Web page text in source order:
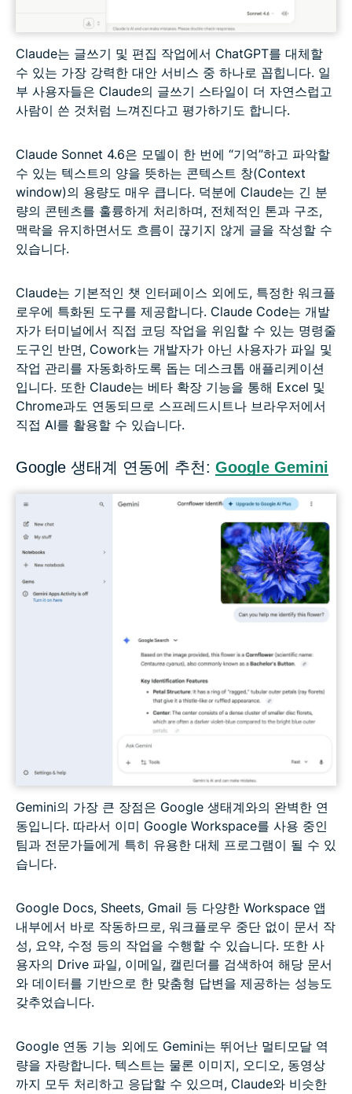
Claude는 글쓰기 및 편집 작업에서 ChatGPT를 대체할
수 있는 가장 강력한 대안 서비스 중 하나로 꼽힙니다. 일
부 사용자들은 Claude의 글쓰기 스타일이 더 자연스럽고
사람이 쓴 것처럼 느껴진다고 평가하기도 합니다.
Claude Sonnet 4.6은 모델이 한 번에 “기억”하고 파악할
수 있는 텍스트의 양을 뜻하는 콘텍스트 창(Context
window)의 용량도 매우 큽니다. 덕분에 Claude는 긴 분
량의 콘텐츠를 훌륭하게 처리하며, 전체적인 톤과 구조,
맥락을 유지하면서도 흐름이 끊기지 않게 글을 작성할 수
있습니다.
Claude는 기본적인 챗 인터페이스 외에도, 특정한 워크플
로우에 특화된 도구를 제공합니다. Claude Code는 개발
자가 터미널에서 직접 코딩 작업을 위임할 수 있는 명령줄
도구인 반면, Cowork는 개발자가 아닌 사용자가 파일 및
작업 관리를 자동화하도록 돕는 데스크톱 애플리케이션
입니다. 또한 Claude는 베타 확장 기능을 통해 Excel 및
Chrome과도 연동되므로 스프레드시트나 브라우저에서
직접 AI를 활용할 수 있습니다.
Google 생태계 연동에 추천: Google Gemini
Gemini의 가장 큰 장점은 Google 생태계와의 완벽한 연
동입니다. 따라서 이미 Google Workspace를 사용 중인
팀과 전문가들에게 특히 유용한 대체 프로그램이 될 수 있
습니다.
Google Docs, Sheets, Gmail 등 다양한 Workspace 앱
내부에서 바로 작동하므로, 워크플로우 중단 없이 문서 작
성, 요약, 수정 등의 작업을 수행할 수 있습니다. 또한 사
용자의 Drive 파일, 이메일, 캘린더를 검색하여 해당 문서
와 데이터를 기반으로 한 맞춤형 답변을 제공하는 성능도
갖추었습니다.
Google 연동 기능 외에도 Gemini는 뛰어난 멀티모달 역
량을 자랑합니다. 텍스트는 물론 이미지, 오디오, 동영상
까지 모두 처리하고 응답할 수 있으며, Claude와 비슷한